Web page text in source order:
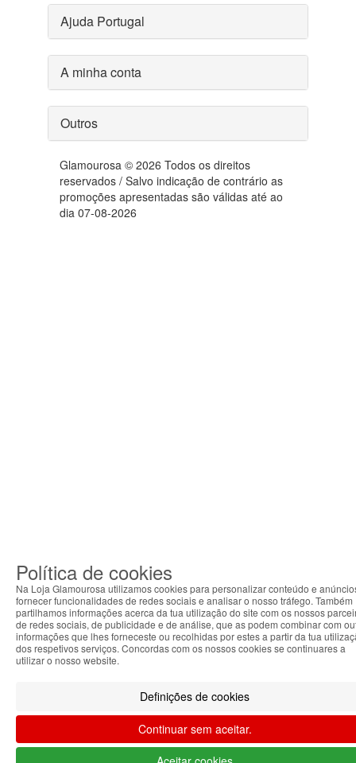
Ajuda Portugal
A minha conta
Outros
Glamourosa © 2026 Todos os direitos
reservados / Salvo indicação de contrário as
promoções apresentadas são válidas até ao
dia 07-08-2026
Política de cookies
Na Loja Glamourosa utilizamos cookies para personalizar conteúdo e
fornecer funcionalidades de redes sociais e analisar o nosso tráfego. Também
partilhamos informações acerca da tua utilização do site com os nossos
de redes sociais, de publicidade e de análise, que as podem combinar com
informações que lhes forneceste ou recolhidas por estes a partir da tua
dos respetivos serviços. Concordas com os nossos cookies se continuares a
utilizar o nosso website.
Definições de cookies
Continuar sem aceitar.